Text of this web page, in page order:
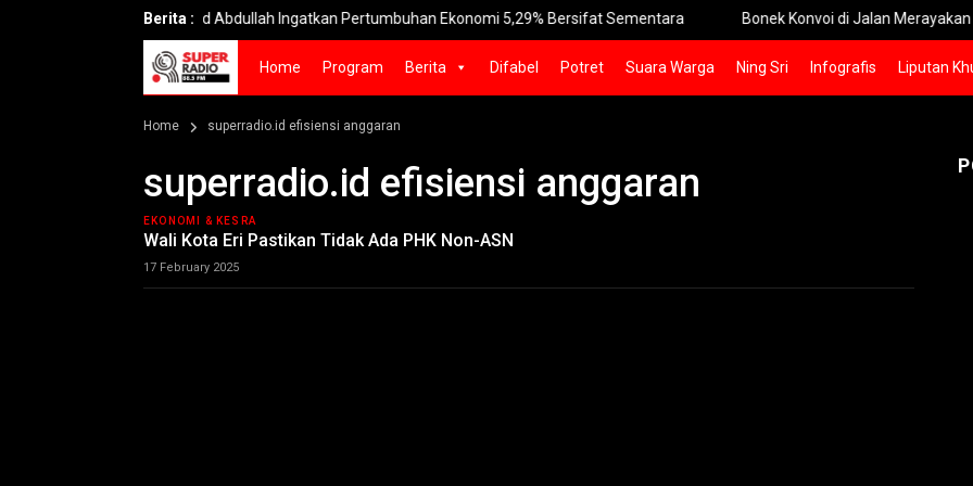
Berita :
Said Abdullah Ingatkan Pertumbuhan Ekonomi 5,29% Bersifat Sementara Bonek Konvoi di Jalan Merayakan
Home Program Berita Difabel Potret Suara Warga Ning Sri Infografis Liputan
Home superradio.id efisiensi anggaran
superradio.id efisiensi anggaran
EKONOMI & KESRA
Wali Kota Eri Pastikan Tidak Ada PHK Non-ASN
17 February 2025